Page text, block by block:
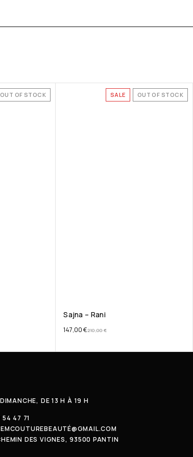
OUT OF STOCK SALE OUT OF STOCK
Sajna – Rani
210,00€
147,00€
DE 13 H À 19 H
47 71
DES VIGNES, 93500 PANTIN